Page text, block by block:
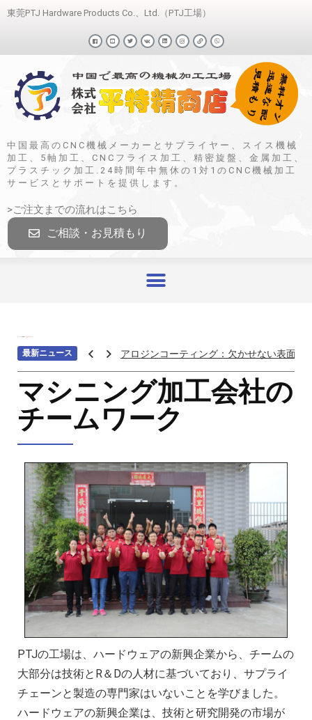
東莞PTJ Hardware Products Co.、Ltd.（PTJ工場）
中国最高のCNC機械メーカーとサプライヤー、スイス機械
加工、5軸加工、CNCフライス加工、精密旋盤、金属加工、
プラスチック加工.24時間年中無休の1対1のCNC機械加工
サービスとサポートを提供します。
>ご注文までの流れはこちら
ご相談・お見積もり
最新ニュース
アロジンコーティング：欠かせない表面処
アームス ブロンズ
紫外線 塗料
重金属トップ10のランキング：特性、影響
チタン鋳造とは: プロセス、用途、温度、
プロトタイプ射出成形: 究極のガイド
LEDライト部品 ダイカストサービス
カスタムメカニカルキーボードはなぜ人気
CNC加工サービスによるCCTV機器アクセ
カスタムバイクのパーツを近くで入手する
CNC加工が精密部品業界を変える
CNC機械加工会社とは？
2022年 中国におけるCNC工作機械の開発
アルミニウム高速加工ガイドの決定版
CNC加工用工具と送り装置の選び方
マシニング加工会社の
チームワーク
PTJの工場は、ハードウェアの新興企業から、チームの
大部分は技術とR＆Dの人材に基づいており、サプライ
チェーンと製造の専門家はいないことを学びました。
ハードウェアの新興企業は、技術と研究開発の市場が